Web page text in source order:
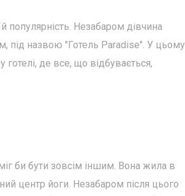
популярність. Незабаром дівчина
під назвою "Готель Paradise". У цьому
де все, що відбувається,
би бути зовсім іншим. Вона жила в
центр йоги. Незабаром після цього